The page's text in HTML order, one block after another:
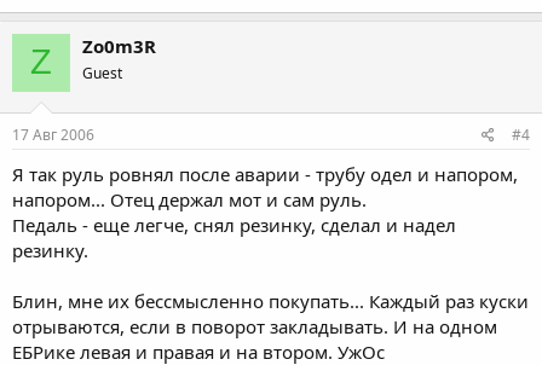
Z Zo0m3R
Guest
17 Авг 2006 #4
Я так руль ровнял после аварии - трубу одел и напором,
напором... Отец держал мот и сам руль.
Педаль - еще легче, снял резинку, сделал и надел
резинку.
Блин, мне их бессмысленно покупать... Каждый раз куски
отрываются, если в поворот закладывать. И на одном
ЕБРике левая и правая и на втором. УжОс